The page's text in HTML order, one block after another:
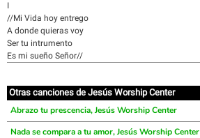
I
//Mi Vida hoy entrego
A donde quieras voy
Ser tu intrumento
Es mi sueño Señor//
Otras canciones de Jesús Worship Center
Abrazo tu prescencia, Jesús Worship Center
Nada se compara a tu amor, Jesús Worship Center